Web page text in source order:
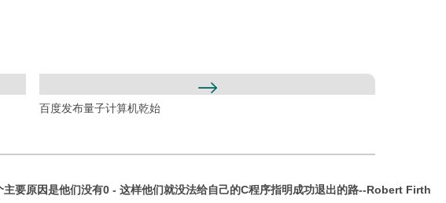
百度发布量子计算机乾始
主要原因是他们没有0 - 这样他们就没法给自己的C程序指明成功退出的路--Robert Firth